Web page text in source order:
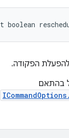
הפקודה.
בהתאם